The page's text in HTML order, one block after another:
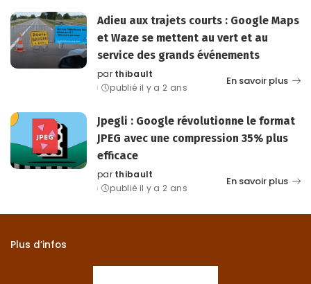
Adieu aux trajets courts : Google Maps
et Waze se mettent au vert et au
service des grands événements
Posted
by
par thibault
publié il y a 2 ans
En savoir plus
Jpegli : Google révolutionne le format
JPEG avec une compression 35% plus
efficace
Posted
by
par thibault
publié il y a 2 ans
En savoir plus
Plus d’infos